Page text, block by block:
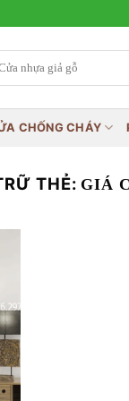
CHỐNG CHÁY
THẺ: GIÁ